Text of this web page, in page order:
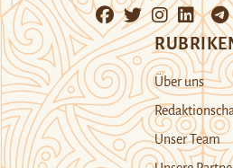
Über uns
Unser Team